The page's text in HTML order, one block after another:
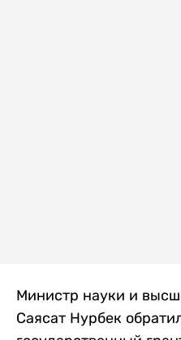
Министр науки и
Саясат Нурбек